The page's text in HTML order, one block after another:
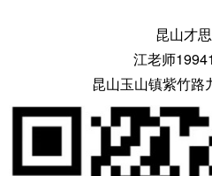
昆山才
江老师
昆山玉山镇紫竹路